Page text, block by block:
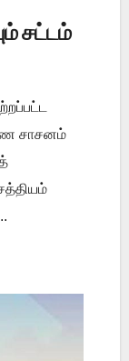
சட்டம்
சாசனம்